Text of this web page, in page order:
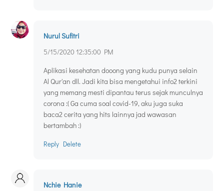
Nurul Sufitri
5/15/2020 12:35:00 PM
Aplikasi kesehatan dooong yang kudu punya selain
Al Qur'an dll. Jadi kita bisa mengetahui info2 terkini
yang memang mesti dipantau terus sejak munculnya
corona :( Ga cuma soal covid-19, aku juga suka
baca2 cerita yang hits lainnya jad wawasan
bertambah :)
Reply Delete
Nchie Hanie